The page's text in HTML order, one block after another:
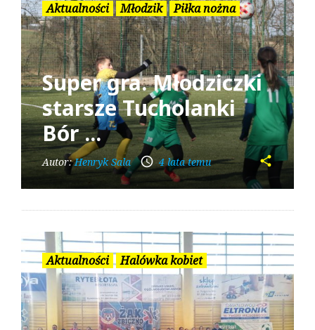
Aktualności Młodzik Piłka nożna
Super gra. Młodziczki
starsze Tucholanki
Bór ...
Autor:Henryk Sala access_time 4 lata temu share
Aktualności Halówka kobiet